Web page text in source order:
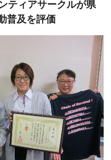
ティアサークルが県
普及を評価